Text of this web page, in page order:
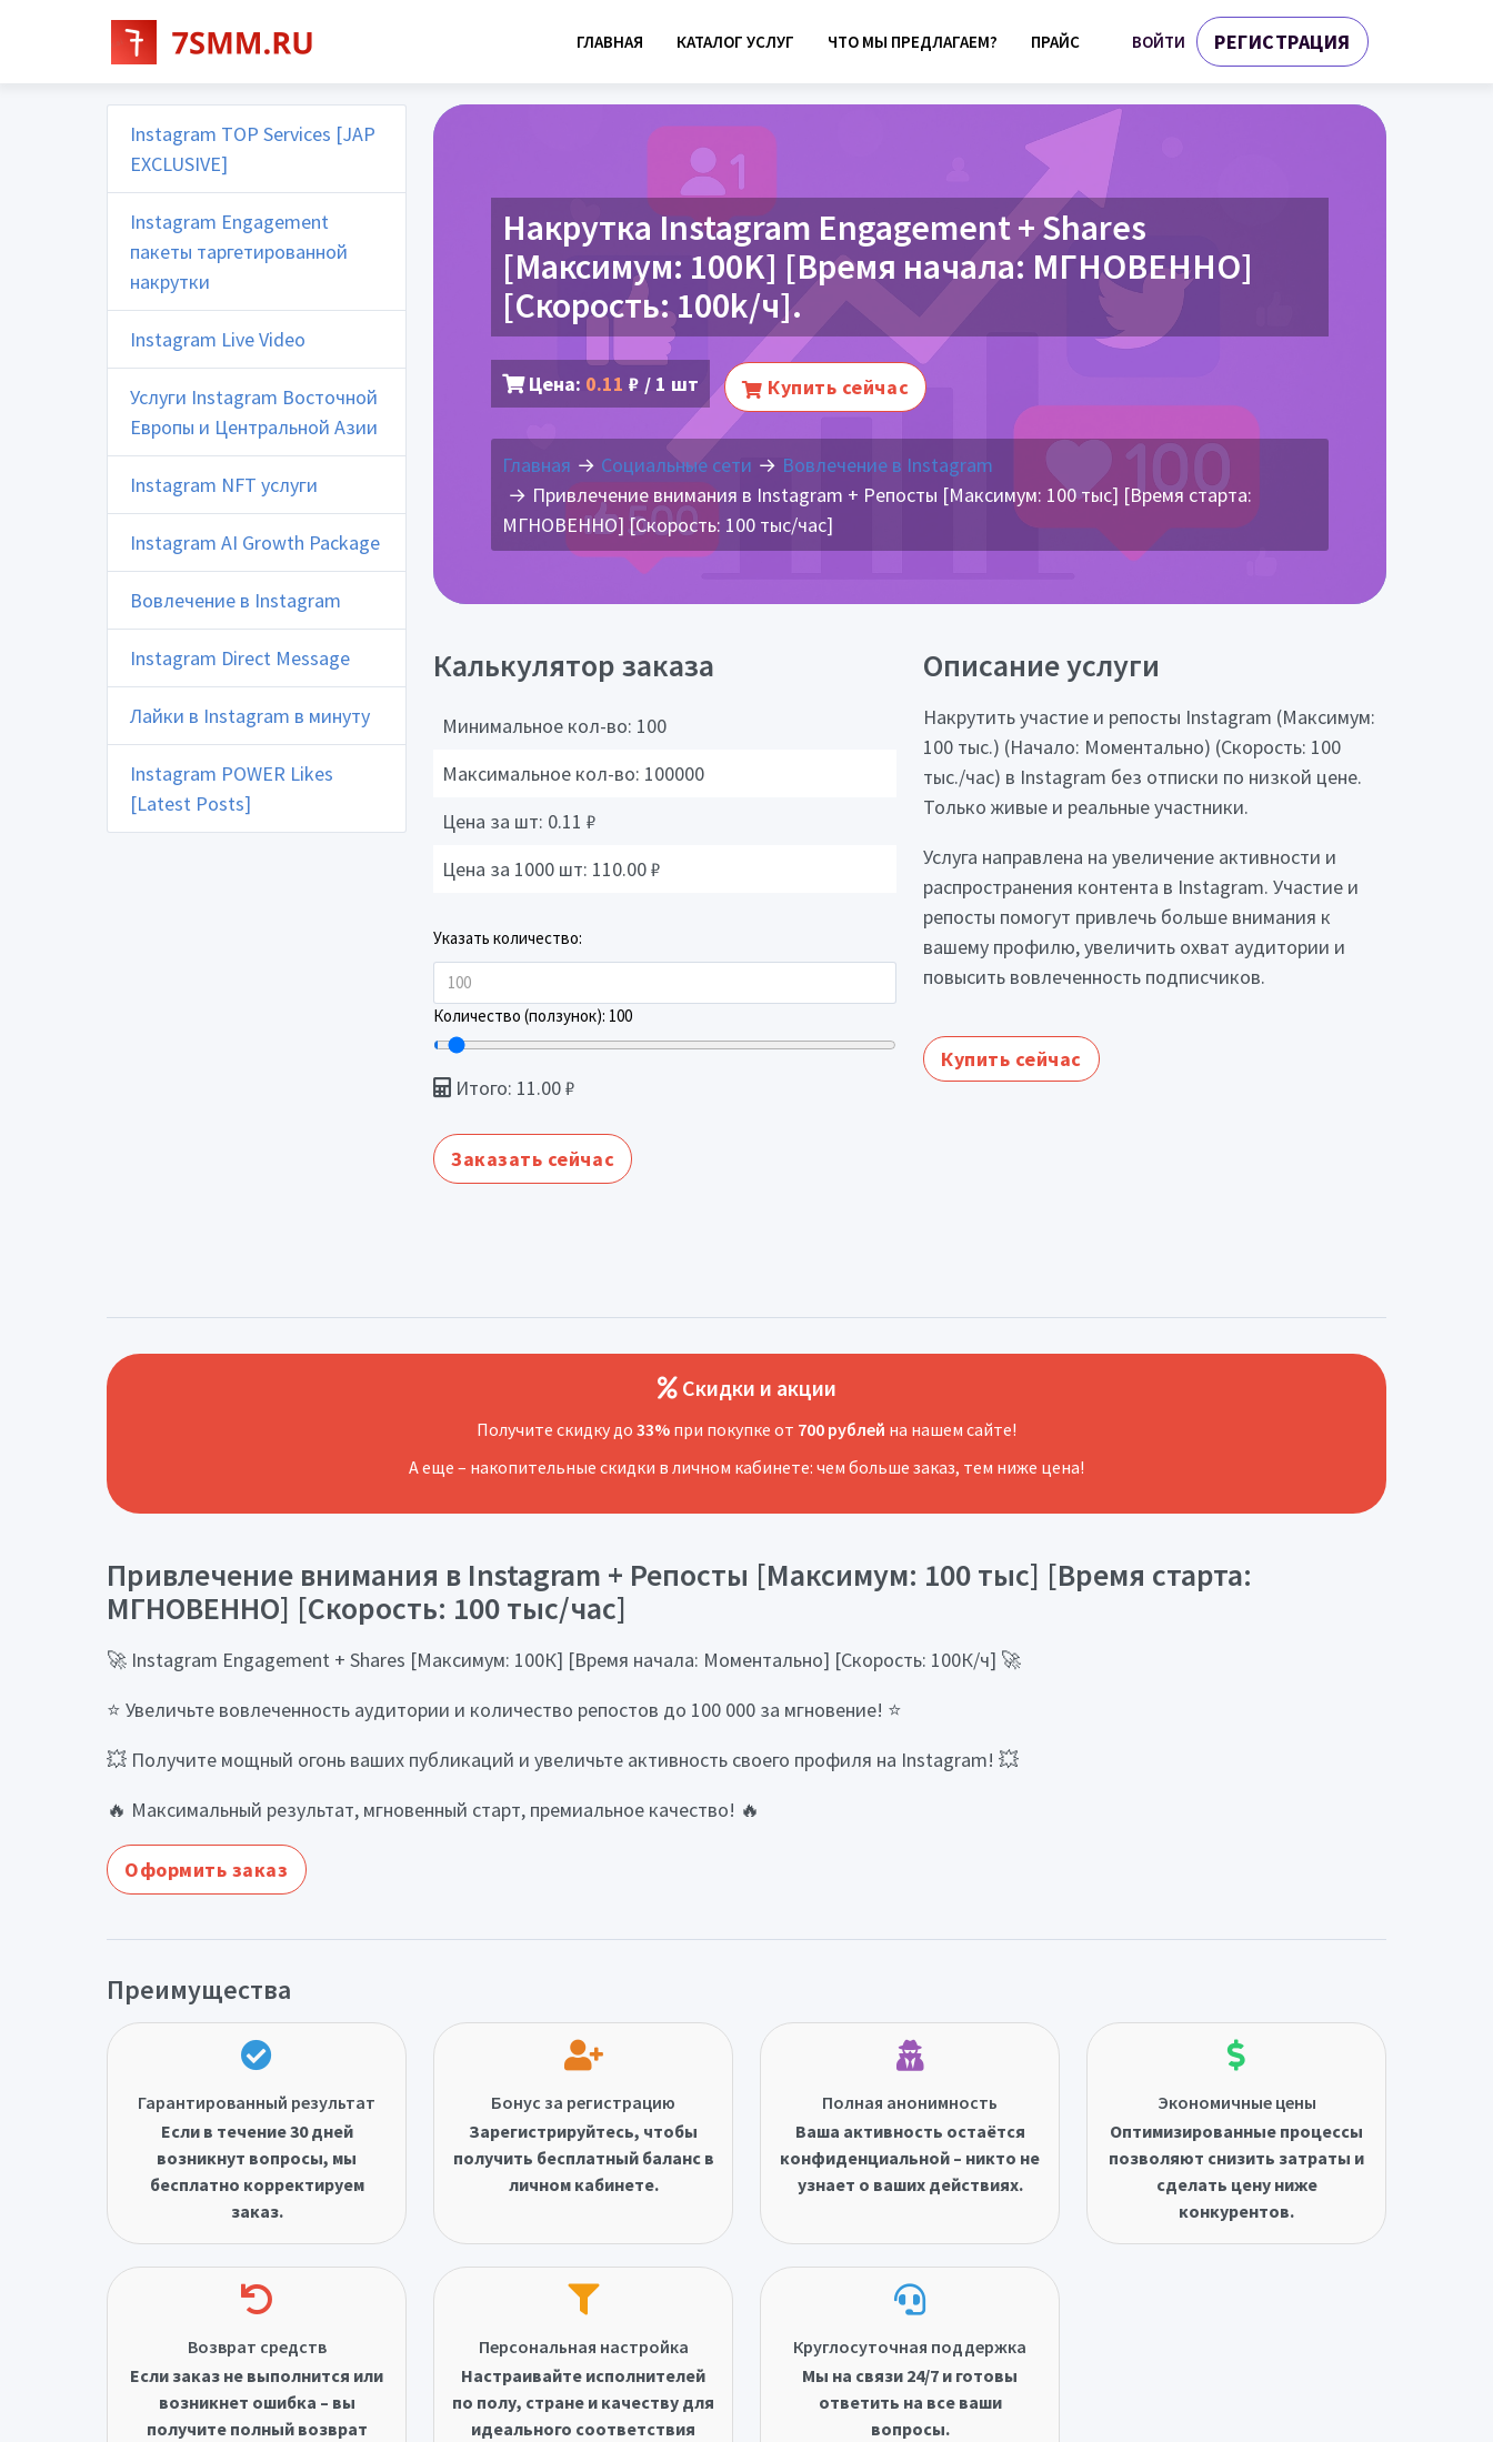
ГЛАВНАЯ КАТАЛОГ УСЛУГ ЧТО МЫ ПРЕДЛАГАЕМ? ПРАЙС ВОЙТИ РЕГИСТРАЦИЯ
Instagram TOP Services [JAP
EXCLUSIVE]
Instagram Engagement
пакеты таргетированной
накрутки
Instagram Live Video
Услуги Instagram Восточной
Европы и Центральной Азии
Instagram NFT услуги
Instagram AI Growth Package
Вовлечение в Instagram
Instagram Direct Message
Лайки в Instagram в минуту
Instagram POWER Likes
[Latest Posts]
Накрутка Instagram Engagement + Shares
[Максимум: 100K] [Время начала: МГНОВЕННО]
[Скорость: 100k/ч].
Цена: 0.11 ₽ / 1 шт Купить сейчас
Главная Социальные сети
Вовлечение в Instagram
Привлечение внимания в Instagram + Репосты [Максимум: 100 тыс] [Время старта:
МГНОВЕННО] [Скорость: 100 тыс/час]
Калькулятор заказа
Минимальное кол-во: 100
Максимальное кол-во: 100000
Цена за шт: 0.11 ₽
Цена за 1000 шт: 110.00₽
Указать количество:
Количество (ползунок): 100
Итого: 11.00₽
Заказать сейчас
Описание услуги
Накрутить участие и репосты Instagram (Максимум:
100 тыс.) (Начало: Моментально) (Скорость: 100
тыс./час) в Instagram без отписки по низкой цене.
Только живые и реальные участники.
Услуга направлена на увеличение активности и
распространения контента в Instagram. Участие и
репосты помогут привлечь больше внимания к
вашему профилю, увеличить охват аудитории и
повысить вовлеченность подписчиков.
Купить сейчас
Скидки и акции
Получите скидку до 33% при покупке от 700 рублей на нашем сайте!
А еще – накопительные скидки в личном кабинете: чем больше заказ, тем ниже цена!
Привлечение внимания в Instagram + Репосты [Максимум: 100 тыс] [Время старта:
МГНОВЕННО] [Скорость: 100 тыс/час]
🚀 Instagram Engagement + Shares [Максимум: 100К] [Время начала: Моментально] [Скорость: 100К/ч] 🚀
⭐️ Увеличьте вовлеченность аудитории и количество репостов до 100 000 за мгновение! ⭐️
💥 Получите мощный огонь ваших публикаций и увеличьте активность своего профиля на Instagram! 💥
🔥 Максимальный результат, мгновенный старт, премиальное качество! 🔥
Оформить заказ
Преимущества
Гарантированный результат
Если в течение 30 дней
возникнут вопросы, мы
бесплатно корректируем
заказ.
Бонус за регистрацию
Зарегистрируйтесь, чтобы
получить бесплатный баланс в
личном кабинете.
Полная анонимность
Ваша активность остаётся
конфиденциальной – никто не
узнает о ваших действиях.
Экономичные цены
Оптимизированные процессы
позволяют снизить затраты и
сделать цену ниже
конкурентов.
Возврат средств
Если заказ не выполнится или
возникнет ошибка – вы
получите полный возврат
Персональная настройка
Настраивайте исполнителей
по полу, стране и качеству для
идеального соответствия
Круглосуточная поддержка
Мы на связи 24/7 и готовы
ответить на все ваши
вопросы.